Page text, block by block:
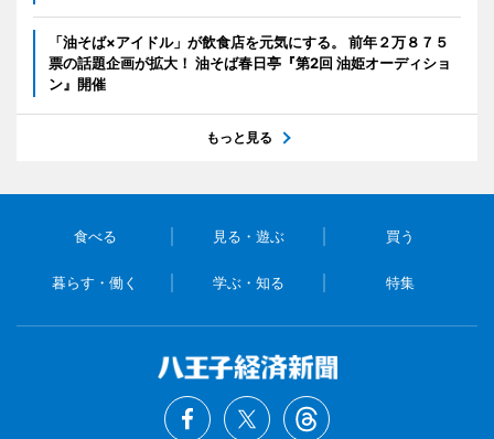
「油そば×アイドル」が飲食店を元気にする。 前年２万８７５
票の話題企画が拡大！ 油そば春日亭『第2回 油姫オーディショ
ン』開催
もっと見る
食べる 見る・遊ぶ 買う
暮らす・働く 学ぶ・知る 特集